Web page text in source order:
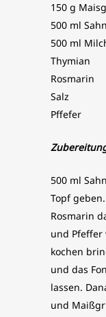
150 g
500 ml
500 ml
Thymian
Rosmarin
Salz
Pffefer
500 ml
Topf
Rosmarin
und
kochen
und das
lassen.
und